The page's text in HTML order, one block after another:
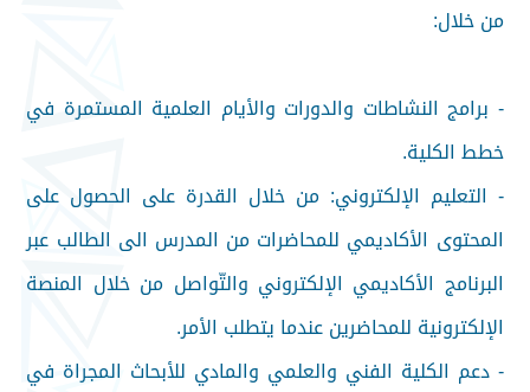
من خلال:
- برامج النشاطات والدورات والأيام العلمية المستمرة في
خطط الكلية.
- التعليم الإلكتروني: من خلال القدرة على الحصول على
المحتوى الأكاديمي للمحاضرات من المدرس الى الطالب عبر
البرنامج الأكاديمي الإلكتروني والتّواصل من خلال المنصة
الإلكترونية للمحاضرين عندما يتطلب الأمر.
- دعم الكلية الفني والعلمي والمادي للأبحاث المجراة في